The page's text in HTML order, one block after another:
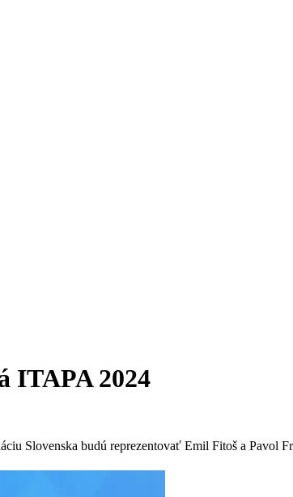
ITAPA 2024
Slovenska budú reprezentovať Emil Fitoš a Pavol